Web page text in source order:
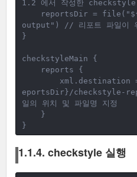
1.2 에서 작성한 checkstyle
reportsDir =
output") // 리포트 파일이
}
checkstyleMain {
reports {
xml.destination
eportsDir}/checkstyle-
일의 위치 및 파일명 지정
}
}
1.1.4. checkstyle 실행